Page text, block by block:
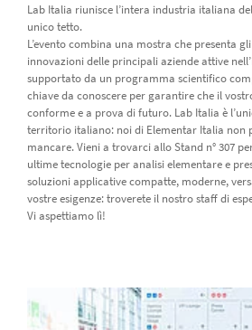
Lab Italia riunisce l’intera industria italiana
unico tetto.
L’evento combina una mostra che presenta
innovazioni delle principali aziende attive
supportato da un programma scientifico
chiave da conoscere per garantire che il
conforme e a prova di futuro. Lab Italia è
territorio italiano: noi di Elementar Italia non
mancare. Vieni a trovarci allo Stand n° 307
ultime tecnologie per analisi elementare e
soluzioni applicative compatte, moderne,
vostre esigenze: troverete il nostro staff di
Vi aspettiamo lì!